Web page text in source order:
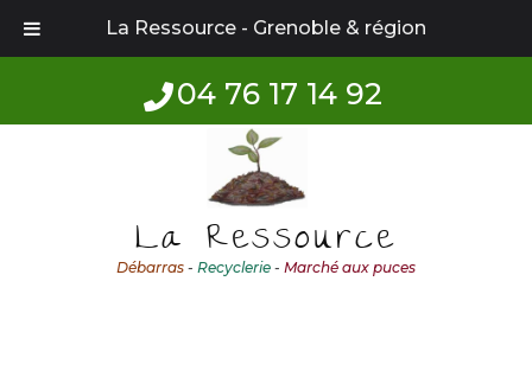
La Ressource - Grenoble & région
04 76 17 14 92
La Ressource
Débarras - Recyclerie - Marché aux puces